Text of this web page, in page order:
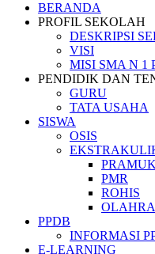
BERANDA
PROFIL SEKOLAH
DESKRIPSI
VISI
MISI SMA N 1
PENDIDIK DAN
GURU
TATA USAHA
SISWA
OSIS
PMR
ROHIS
PPDB
INFORMASI
E-LEARNING